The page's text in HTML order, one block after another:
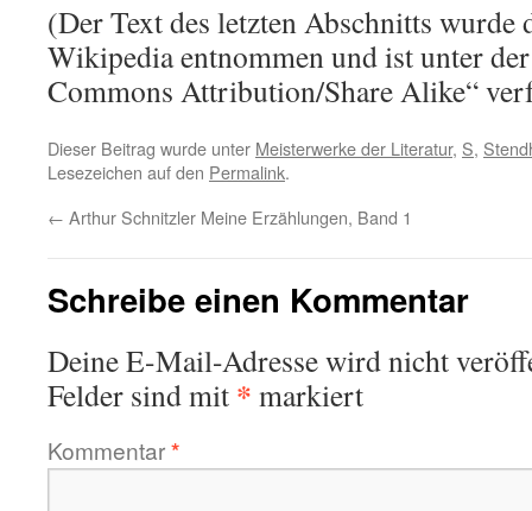
(Der Text des letzten Abschnitts wurde
Wikipedia entnommen und ist unter
Commons Attribution/Share Alike“
Dieser Beitrag wurde unter Meisterwerke der Literatur, S,
Lesezeichen auf den Permalink.
← Arthur Schnitzler Meine Erzählungen, Band 1
Schreibe einen Kommentar
Deine E-Mail-Adresse wird nicht
Felder sind mit * markiert
Kommentar*